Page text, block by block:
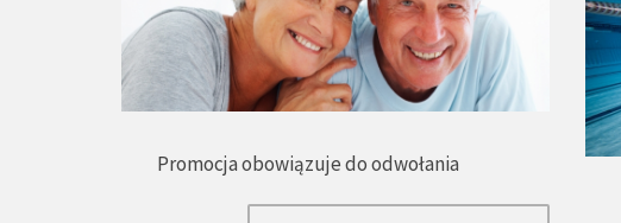
Promocja obowiązuje do odwołania